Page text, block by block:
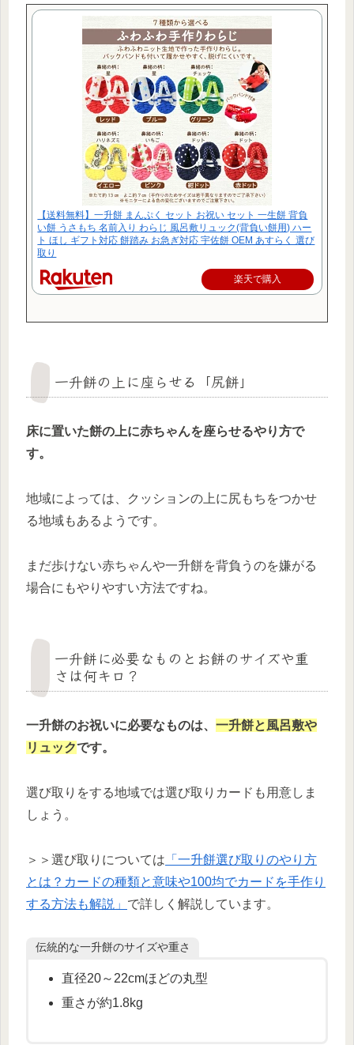
【送料無料】一升餅 まんぷく セット お祝い セット 一生餅 背負
い餅 うさもち 名前入り わらじ 風呂敷リュック(背負い餅用) ハー
ト ほし ギフト対応 餅踏み お急ぎ対応 宇佐餅 OEM あすらく 選び
取り
楽天で購入
一升餅の上に座らせる「尻餅」
床に置いた餅の上に赤ちゃんを座らせるやり方で
す。
地域によっては、クッションの上に尻もちをつかせ
る地域もあるようです。
まだ歩けない赤ちゃんや一升餅を背負うのを嫌がる
場合にもやりやすい方法ですね。
一升餅に必要なものとお餅のサイズや重
さは何キロ？
一升餅のお祝いに必要なものは、 一升餅と風呂敷や
リュックです。
選び取りをする地域では選び取りカードも用意しま
しょう。
＞＞選び取りについては 「一升餅選び取りのやり方
とは？カードの種類と意味や100均でカードを手作り
する方法も解説」 で詳しく解説しています。
伝統的な一升餅のサイズや重さ
直径20～22cmほどの丸型
重さが約1.8kg